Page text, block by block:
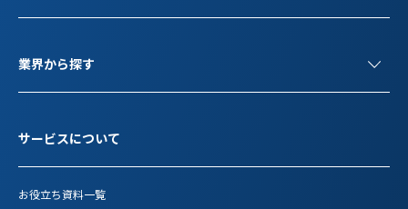
業界から探す
サービスについて
お役立ち資料一覧